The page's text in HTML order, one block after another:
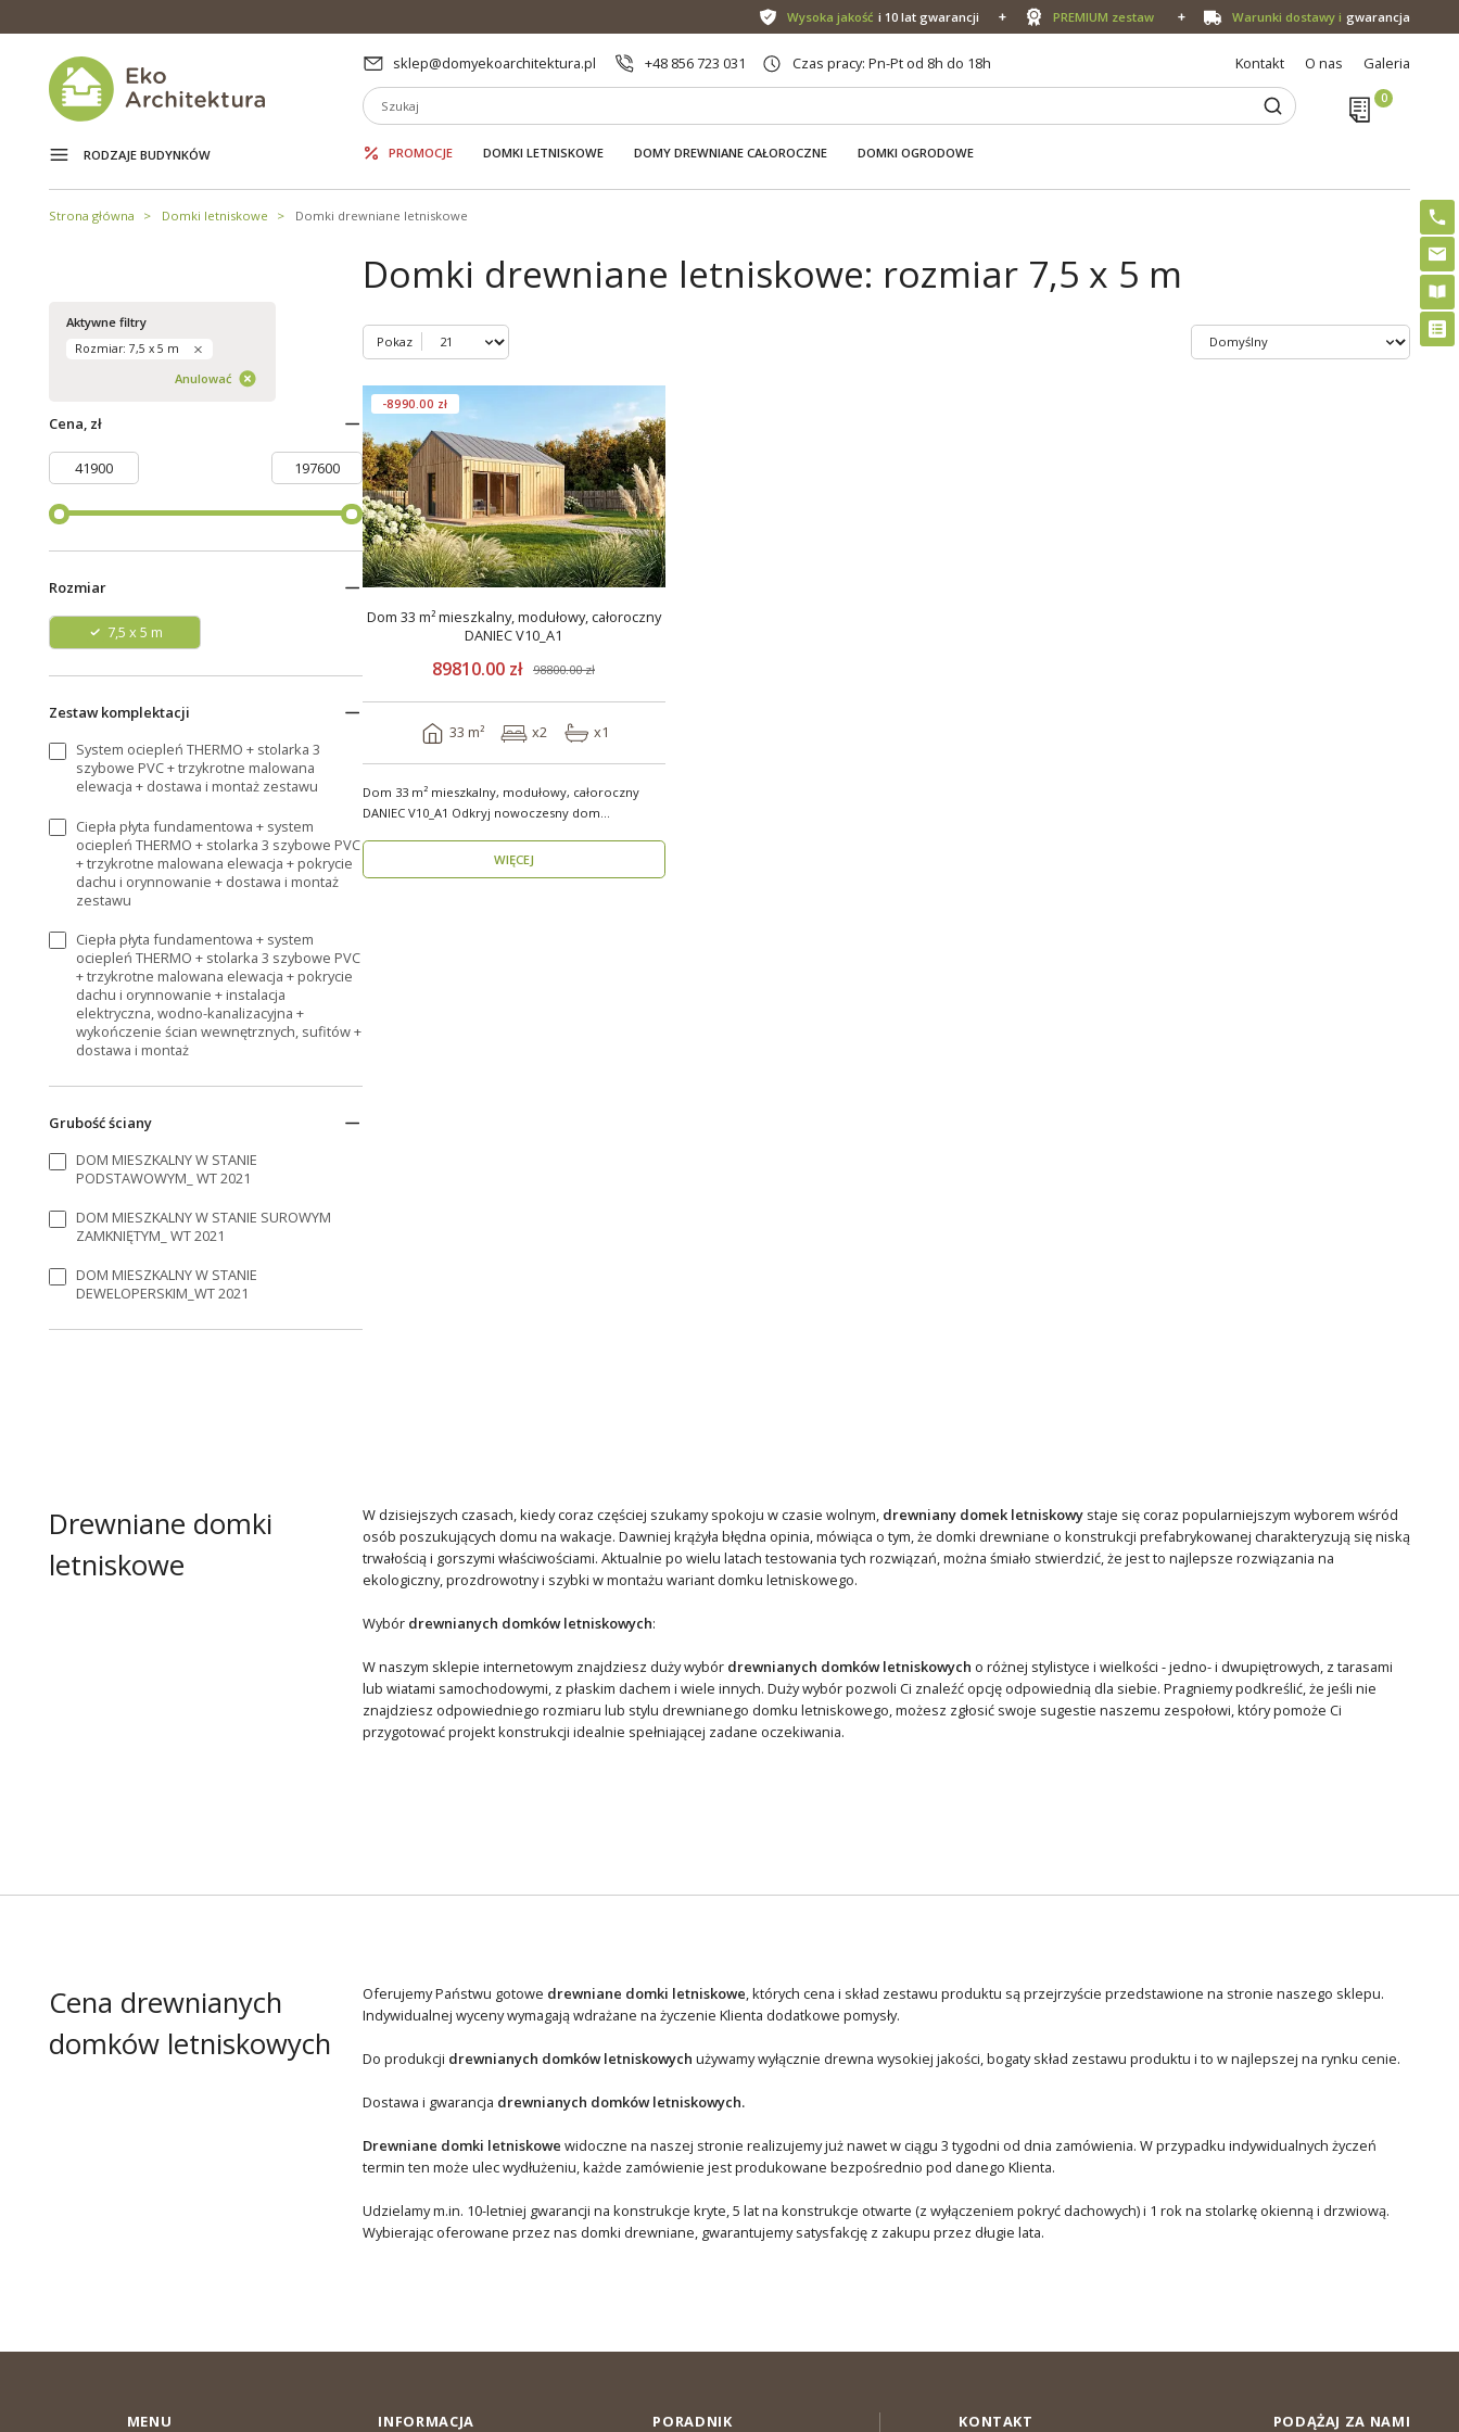
Wysoka jakość i 10 lat gwarancji PREMIUM zestaw Warunki dostawy i gwarancja
sklep@domyekoarchitektura.pl +48 856 723 031 Czas pracy: Pn-Pt od 8h do 18h Kontakt O nas Galeria
RODZAJE BUDYNKÓW PROMOCJE DOMKI LETNISKOWE DOMY DREWNIANE CAŁOROCZNE DOMKI OGRODOWE
Strona główna Domki letniskowe Domki drewniane letniskowe
Aktywne filtry
Rozmiar: 7,5 x 5 m
Anulować
Cena, zł
Rozmiar
7,5 x 5 m
Zestaw komplektacji
System ociepleń THERMO + stolarka 3
szybowe PVC + trzykrotne malowana
elewacja + dostawa i montaż zestawu
Ciepła płyta fundamentowa + system
ociepleń THERMO + stolarka 3 szybowe PVC
+ trzykrotne malowana elewacja + pokrycie
dachu i orynnowanie + dostawa i montaż
zestawu
Ciepła płyta fundamentowa + system
ociepleń THERMO + stolarka 3 szybowe PVC
+ trzykrotne malowana elewacja + pokrycie
dachu i orynnowanie + instalacja
elektryczna, wodno-kanalizacyjna +
wykończenie ścian wewnętrznych, sufitów +
dostawa i montaż
Grubość ściany
DOM MIESZKALNY W STANIE
PODSTAWOWYM_ WT 2021
DOM MIESZKALNY W STANIE SUROWYM
ZAMKNIĘTYM_ WT 2021
DOM MIESZKALNY W STANIE
DEWELOPERSKIM_WT 2021
Domki drewniane letniskowe: rozmiar 7,5 x 5 m
Pokaz
-8990.00 zł
Dom 33 m² mieszkalny, modułowy, całoroczny
DANIEC V10_A1
89810.00 zł 98800.00 zł
33 m² x2 x1
Dom 33 m² mieszkalny, modułowy, całoroczny
DANIEC V10_A1 Odkryj nowoczesny dom
WIĘCEJ
Drewniane domki
letniskowe
W dzisiejszych czasach, kiedy coraz częściej szukamy spokoju w czasie wolnym, drewniany domek letniskowystaje się coraz popularniejszym wyborem wśród
osób poszukujących domu na wakacje. Dawniej krążyła błędna opinia, mówiąca o tym, że domki drewniane o konstrukcji prefabrykowanej charakteryzują się niską
trwałością i gorszymi właściwościami. Aktualnie po wielu latach testowania tych rozwiązań, można śmiało stwierdzić, że jest to najlepsze rozwiązania na
ekologiczny, prozdrowotny i szybki w montażu wariant domku letniskowego.
Wybór drewnianych domków letniskowych:
W naszym sklepie internetowym znajdziesz duży wybór drewnianych domków letniskowych o różnej stylistyce i wielkości - jedno- i dwupiętrowych, z tarasami
lub wiatami samochodowymi, z płaskim dachem i wiele innych. Duży wybór pozwoli Ci znaleźć opcję odpowiednią dla siebie. Pragniemy podkreślić, że jeśli nie
znajdziesz odpowiedniego rozmiaru lub stylu drewnianego domku letniskowego, możesz zgłosić swoje sugestie naszemu zespołowi, który pomoże Ci
przygotować projekt konstrukcji idealnie spełniającej zadane oczekiwania.
Cena drewnianych
domków letniskowych
Oferujemy Państwu gotowe drewniane domki letniskowe, których cena i skład zestawu produktu są przejrzyście przedstawione na stronie naszego sklepu.
Indywidualnej wyceny wymagają wdrażane na życzenie Klienta dodatkowe pomysły.
Do produkcji drewnianych domków letniskowych używamy wyłącznie drewna wysokiej jakości, bogaty skład zestawu produktu i to w najlepszej na rynku cenie.
Dostawa i gwarancja drewnianych domków letniskowych.
Drewniane domki letniskowe widoczne na naszej stronie realizujemy już nawet w ciągu 3 tygodni od dnia zamówienia. W przypadku indywidualnych życzeń
termin ten może ulec wydłużeniu, każde zamówienie jest produkowane bezpośrednio pod danego Klienta.
Udzielamy m.in. 10-letniej gwarancji na konstrukcje kryte, 5 lat na konstrukcje otwarte (z wyłączeniem pokryć dachowych) i 1 rok na stolarkę okienną i drzwiową.
Wybierając oferowane przez nas domki drewniane, gwarantujemy satysfakcję z zakupu przez długie lata.
MENU INFORMACJA PORADNIK KONTAKT PODĄŻAJ ZA NAMI